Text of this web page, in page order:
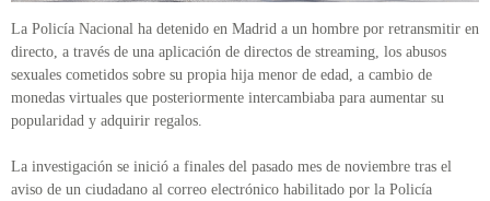
La Policía Nacional ha detenido en Madrid a un hombre por retransmitir en
directo, a través de una aplicación de directos de streaming, los abusos
sexuales cometidos sobre su propia hija menor de edad, a cambio de
monedas virtuales que posteriormente intercambiaba para aumentar su
popularidad y adquirir regalos.
La investigación se inició a finales del pasado mes de noviembre tras el
aviso de un ciudadano al correo electrónico habilitado por la Policía